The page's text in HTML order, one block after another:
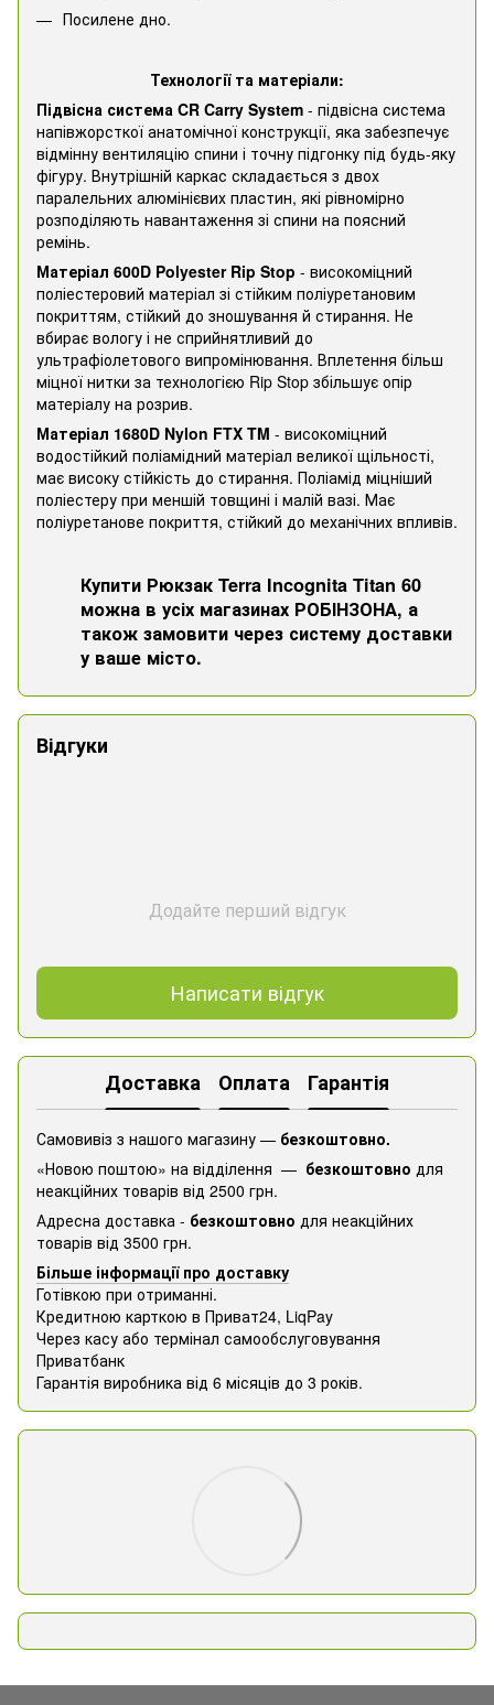
Посилене дно.
Технології та матеріали:
Підвісна система CR Carry System - підвісна система
напівжорсткої анатомічної конструкції, яка забезпечує
відмінну вентиляцію спини і точну підгонку під будь-яку
фігуру. Внутрішній каркас складається з двох
паралельних алюмінієвих пластин, які рівномірно
розподіляють навантаження зі спини на поясний
ремінь.
Матеріал 600D Polyester Rip Stop - високоміцний
поліестеровий матеріал зі стійким поліуретановим
покриттям, стійкий до зношування й стирання. Не
вбирає вологу і не сприйнятливий до
ультрафіолетового випромінювання. Вплетення більш
міцної нитки за технологією Rip Stop збільшує опір
матеріалу на розрив.
Матеріал 1680D Nylon FTX TM - високоміцний
водостійкий поліамідний матеріал великої щільності,
має високу стійкість до стирання. Поліамід міцніший
поліестеру при меншій товщині і малій вазі. Має
поліуретанове покриття, стійкий до механічних впливів.
Купити Рюкзак Terra Incognita Titan 60
можна в усіх магазинах РОБІНЗОНА, а
також замовити через систему доставки
у ваше місто.
Відгуки
Додайте перший відгук
Написати відгук
Доставка Оплата Гарантія
Самовивіз з нашого магазину — безкоштовно.
«Новою поштою» на відділення — безкоштовно для
неакційних товарів від 2500 грн.
Адресна доставка - безкоштовно для неакційних
товарів від 3500 грн.
Більше інформації про доставку
Готівкою при отриманні.
Кредитною карткою в Приват24, ​​LiqPay
Через касу або термінал самообслуговування
Приватбанк
Гарантія виробника від 6 місяців до 3 років.